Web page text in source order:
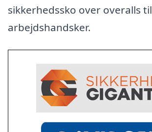
sikkerhedssko over overalls til
arbejdshandsker.